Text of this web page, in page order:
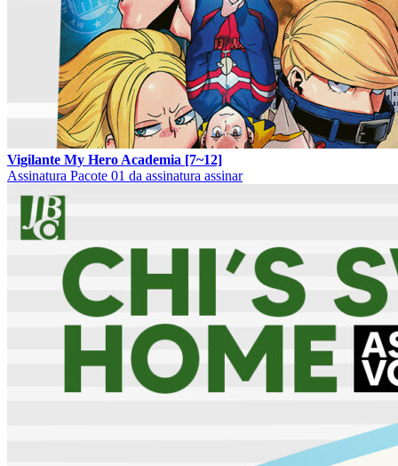
Vigilante My Hero Academia [7~12]
Assinatura Pacote 01 da assinatura assinar